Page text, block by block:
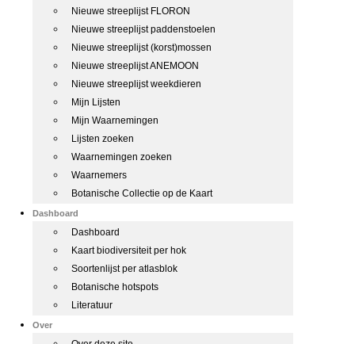
Nieuwe streeplijst FLORON
Nieuwe streeplijst paddenstoelen
Nieuwe streeplijst (korst)mossen
Nieuwe streeplijst ANEMOON
Nieuwe streeplijst weekdieren
Mijn Lijsten
Mijn Waarnemingen
Lijsten zoeken
Waarnemingen zoeken
Waarnemers
Botanische Collectie op de Kaart
Dashboard
Dashboard
Kaart biodiversiteit per hok
Soortenlijst per atlasblok
Botanische hotspots
Literatuur
Over